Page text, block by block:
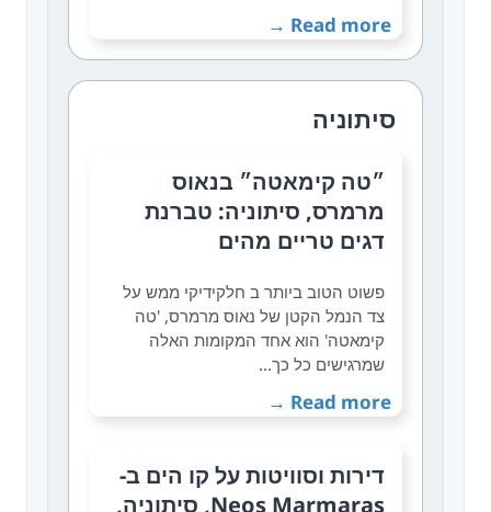
Read more →
סיתוניה
״טה קימאטה״ בנאוס
מרמרס, סיתוניה: טברנת
דגים טריים מהים
פשוט הטוב ביותר ב חלקידיקי ממש על
צד הנמל הקטן של נאוס מרמרס, 'טה
קימאטה' הוא אחד המקומות האלה
שמרגישים כל כך…
Read more →
דירות וסוויטות על קו הים ב-
Neos Marmaras, סיתוניה,